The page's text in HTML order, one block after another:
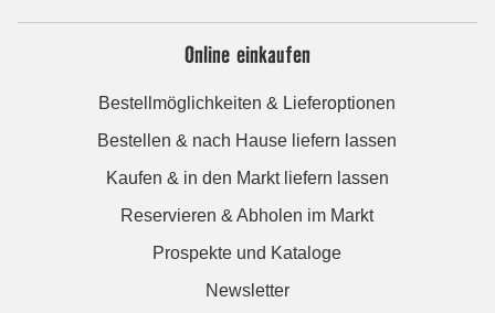
Online einkaufen
Bestellmöglichkeiten & Lieferoptionen
Bestellen & nach Hause liefern lassen
Kaufen & in den Markt liefern lassen
Reservieren & Abholen im Markt
Prospekte und Kataloge
Newsletter